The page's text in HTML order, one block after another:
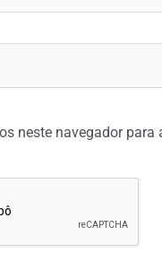
neste navegador para